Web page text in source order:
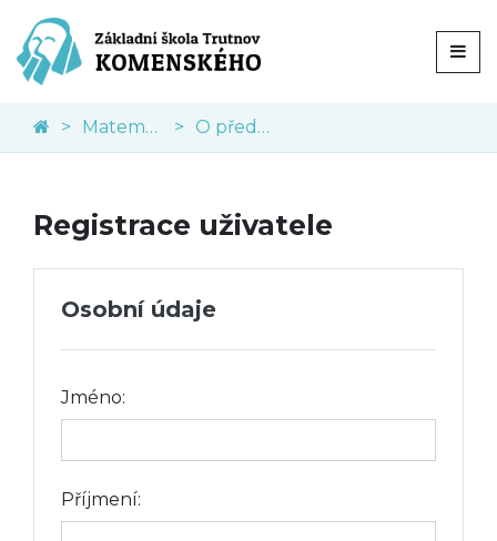
Matematika O předmětu
Registrace uživatele
Osobní údaje
Jméno:
Příjmení: